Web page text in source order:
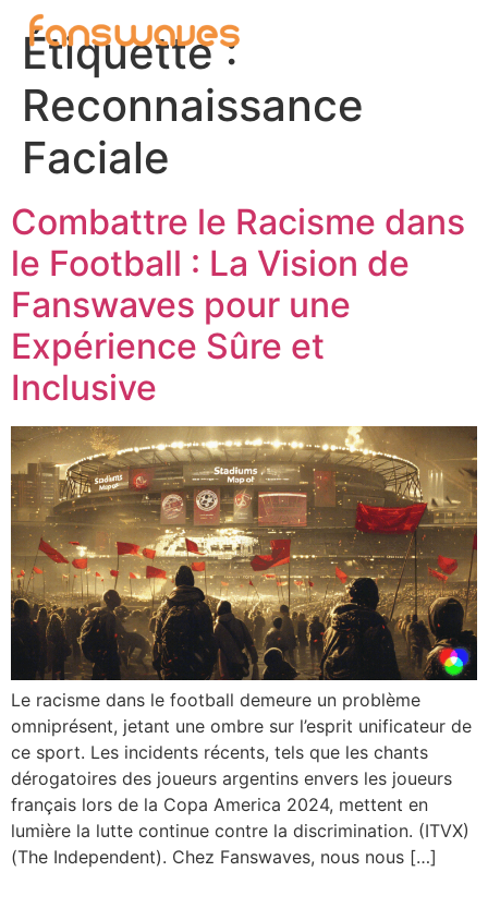
Étiquette :
Reconnaissance
Faciale
Combattre le Racisme dans
le Football : La Vision de
Fanswaves pour une
Expérience Sûre et
Inclusive
Le racisme dans le football demeure un problème
omniprésent, jetant une ombre sur l’esprit unificateur de
ce sport. Les incidents récents, tels que les chants
dérogatoires des joueurs argentins envers les joueurs
français lors de la Copa America 2024, mettent en
lumière la lutte continue contre la discrimination. (ITVX)​​
(The Independent)​. Chez Fanswaves, nous nous […]